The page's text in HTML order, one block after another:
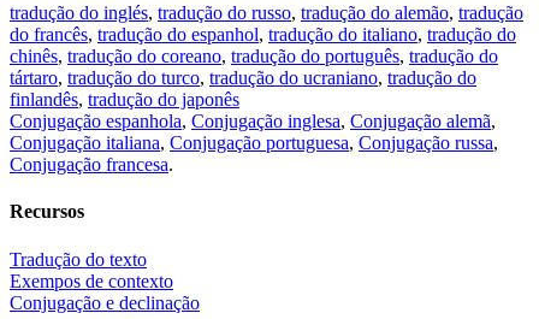
tradução do inglés, tradução do russo, tradução do alemão, tradução
do francês, tradução do espanhol, tradução do italiano, tradução do
chinês, tradução do coreano, tradução do português, tradução do
tártaro, tradução do turco, tradução do ucraniano, tradução do
finlandês, tradução do japonês
Conjugação espanhola, Conjugação inglesa, Conjugação alemã,
Conjugação italiana, Conjugação portuguesa, Conjugação russa,
Conjugação francesa.
Recursos
Tradução do texto
Exempos de contexto
Conjugação e declinação